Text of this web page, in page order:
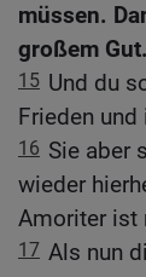
müssen.
großem Gut.
15 Und du
Frieden
16 Sie aber
wieder
Amoriter ist
17 Als nun